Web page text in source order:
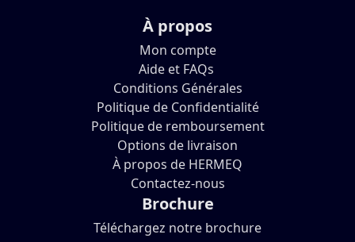
À propos
Mon compte
Aide et FAQs
Conditions Générales
Politique de Confidentialité
Politique de remboursement
Options de livraison
À propos de HERMEQ
Contactez-nous
Brochure
Téléchargez notre brochure